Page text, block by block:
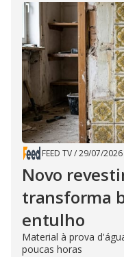
FEED TV/29/07/2026
Novo
transforma
entulho
Material à prova
poucas horas